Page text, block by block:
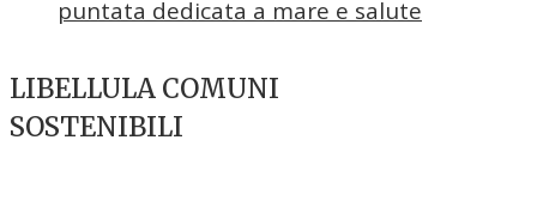
puntata dedicata a mare e salute
LIBELLULA COMUNI
SOSTENIBILI